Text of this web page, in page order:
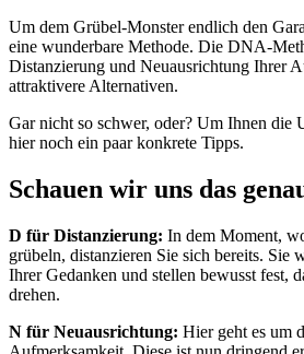
Um dem Grübel-Monster endlich den
eine wunderbare Methode. Die DNA-
Distanzierung und Neuausrichtung Ihrer
attraktivere Alternativen.
Gar nicht so schwer, oder? Um Ihnen die
hier noch ein paar konkrete Tipps.
Schauen wir uns das
D für Distanzierung: In dem Moment,
grübeln, distanzieren Sie sich bereits. Sie
Ihrer Gedanken und stellen bewusst fest,
drehen.
N für Neuausrichtung: Hier geht es um